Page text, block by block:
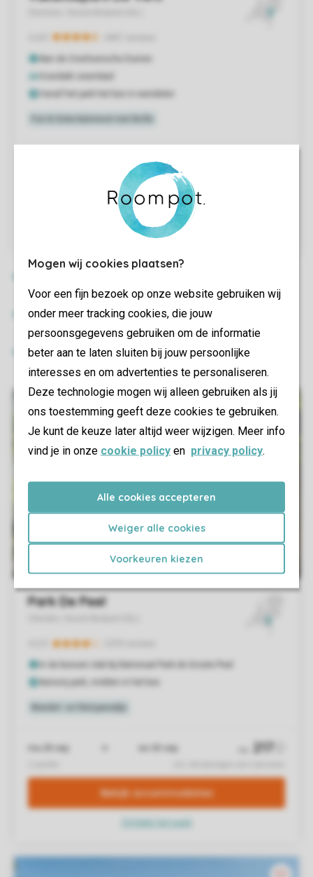
Mogen wij cookies plaatsen?
Voor een fijn bezoek op onze website gebruiken wij
onder meer tracking cookies, die jouw
persoonsgegevens gebruiken om de informatie
beter aan te laten sluiten bij jouw persoonlijke
interesses en om advertenties te personaliseren.
Deze technologie mogen wij alleen gebruiken als jij
ons toestemming geeft deze cookies te gebruiken.
Je kunt de keuze later altijd weer wijzigen. Meer info
vind je in onze cookie policy en privacy policy.
Alle cookies accepteren
Weiger alle cookies
Voorkeuren kiezen